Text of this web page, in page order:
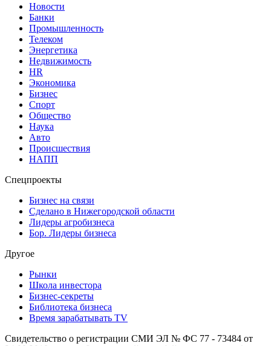
Новости
Банки
Промышленность
Телеком
Энергетика
Недвижимость
HR
Экономика
Бизнес
Спорт
Общество
Наука
Авто
Происшествия
НАПП
Спецпроекты
Бизнес на связи
Сделано в Нижегородской области
Лидеры агробизнеса
Бор. Лидеры бизнеса
Другое
Рынки
Школа инвестора
Бизнес-секреты
Библиотека бизнеса
Время зарабатывать TV
Свидетельство о регистрации СМИ ЭЛ № ФС 77 - 73484 от